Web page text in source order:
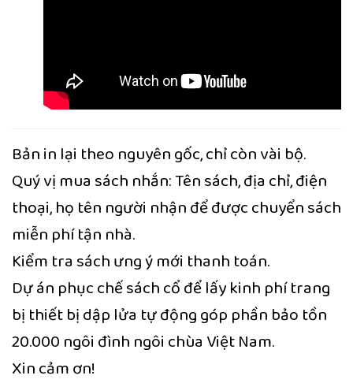
Bản in lại theo nguyên gốc, chỉ còn vài bộ.
Quý vị mua sách nhắn: Tên sách, địa chỉ, điện
thoại, họ tên người nhận để được chuyển sách
miễn phí tận nhà.
Kiểm tra sách ưng ý mới thanh toán.
Dự án phục chế sách cổ để lấy kinh phí trang
bị thiết bị dập lửa tự động góp phần bảo tồn
20.000 ngôi đình ngôi chùa Việt Nam.
Xin cảm ơn!